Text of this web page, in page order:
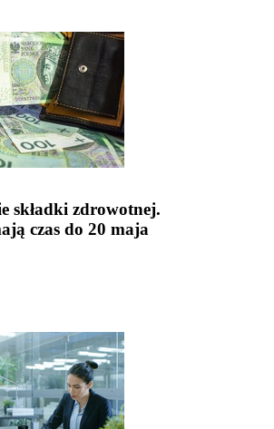
składki zdrowotnej.
czas do 20 maja